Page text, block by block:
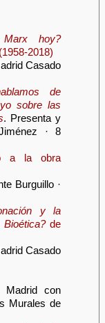
hoy?
2018)
Casado
de
sobre las
. Presenta y
· 8
a la obra
Burguillo ·
y la
de
Casado
Madrid con
Murales de